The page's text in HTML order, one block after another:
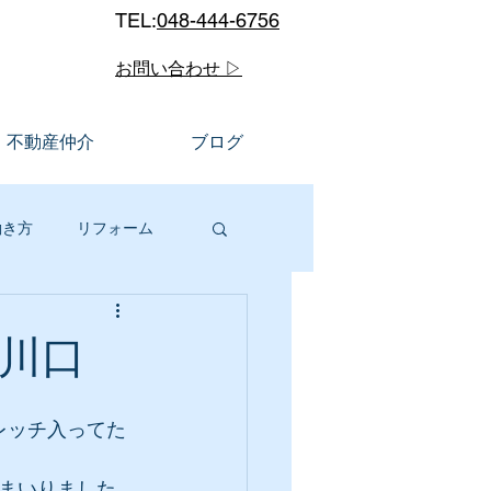
TEL:048-444-6756
お問い合わせ ▷
不動産仲介 ブログ
方 リフォーム
川口市
口
チ入ってた